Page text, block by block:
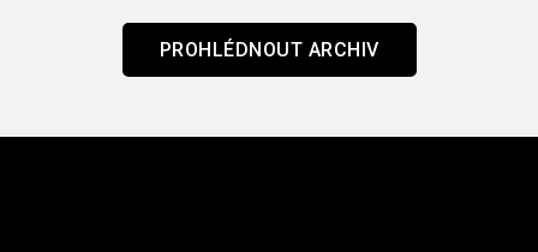
PROHLÉDNOUT ARCHIV